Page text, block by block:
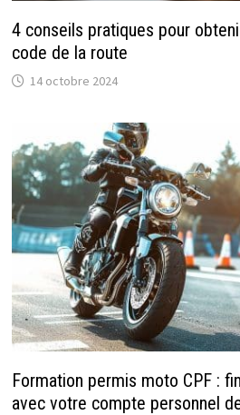
4 conseils pratiques pour
code de la route
14 octobre 2024
Formation permis moto CPF :
avec votre compte personnel